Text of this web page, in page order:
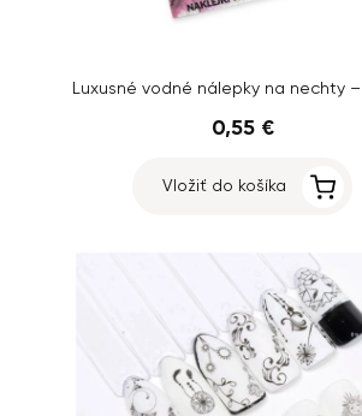
0,55 €
Vložiť do košíka